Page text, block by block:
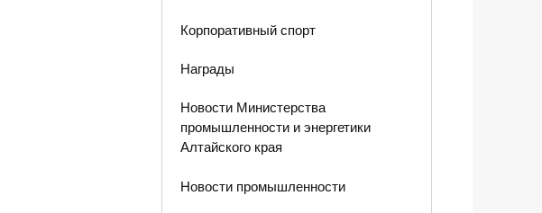
Корпоративный спорт
Награды
Новости Министерства
промышленности и энергетики
Алтайского края
Новости промышленности